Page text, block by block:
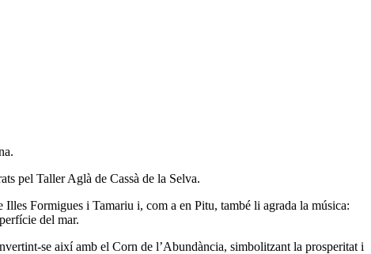
pel Taller Aglà de Cassà de la Selva.
Formigues i Tamariu i, com a en Pitu, també li agrada la música:
del mar.
se així amb el Corn de l’Abundància, simbolitzant la prosperitat i